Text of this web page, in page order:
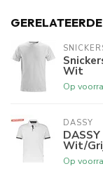
Wit
Op
DASSY
Wit/
Op